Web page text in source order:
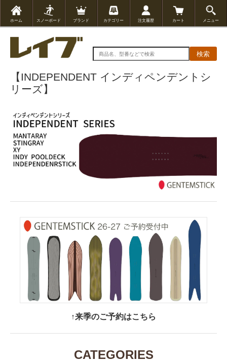
ホーム スノーボード ブランド カテゴリー 注文履歴 カート メニュー
検索
【INDEPENDENT インディペンデントシ
リーズ】
↑来季のご予約はこちら
CATEGORIES